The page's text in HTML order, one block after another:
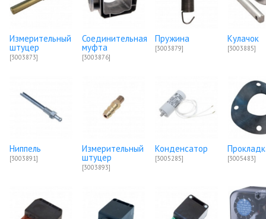
Измерительный
штуцер
[3003873]
Соединительная
муфта
[3003876]
Пружина
[3003879]
Кулачок
[3003885]
Ниппель
[3003891]
Измерительный
штуцер
[3003893]
Конденсатор
[3005285] [3005483]